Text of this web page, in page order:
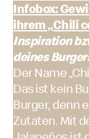
Infobox:
ihrem „Chili
Inspiration
deines
Der Name
Das ist kein
Burger, denn
Zutaten. Mit